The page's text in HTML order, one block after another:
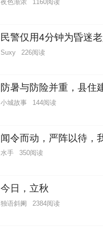
夜色渐浓 1160阅读
民警仅用4分钟为昏迷
Suxy 226阅读
防暑与防险并重，县住
小城故事 144阅读
闻令而动，严阵以待，
水手 350阅读
今日，立秋
独语斜阑 2384阅读